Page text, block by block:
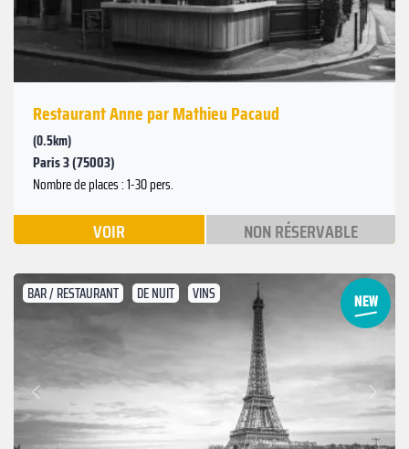
Restaurant Anne par Mathieu Pacaud
(0.5km)
Paris 3 (75003)
Nombre de places : 1-30 pers.
VOIR NON RÉSERVABLE
BAR / RESTAURANT DE NUIT VINS
Précédent
Suivant